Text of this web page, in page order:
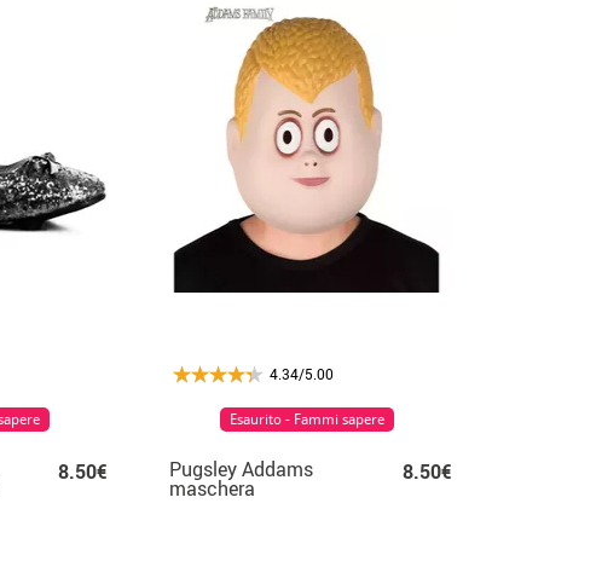
8.50€
4.34/5.00
Pugsley Addams
maschera
8.50€
Esaurito - Fammi sapere